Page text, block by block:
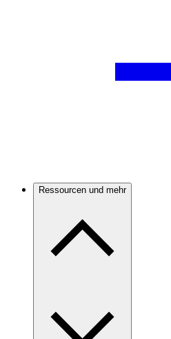
Ressourcen und mehr